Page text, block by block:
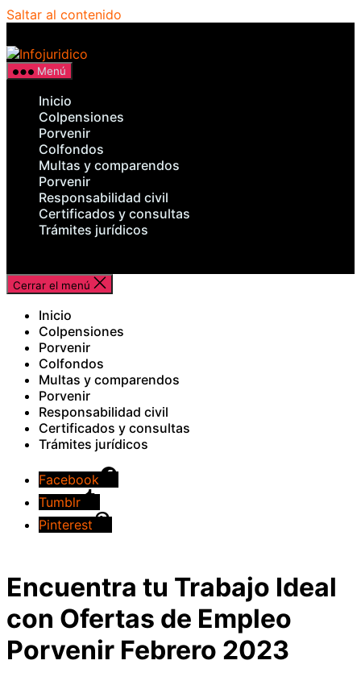
Saltar al contenido
Menú
Inicio
Colpensiones
Porvenir
Colfondos
Multas y comparendos
Porvenir
Responsabilidad civil
Certificados y consultas
Trámites jurídicos
Cerrar el menú
Inicio
Colpensiones
Porvenir
Colfondos
Multas y comparendos
Porvenir
Responsabilidad civil
Certificados y consultas
Trámites jurídicos
Facebook
Tumblr
Pinterest
Encuentra tu Trabajo Ideal
con Ofertas de Empleo
Porvenir Febrero 2023